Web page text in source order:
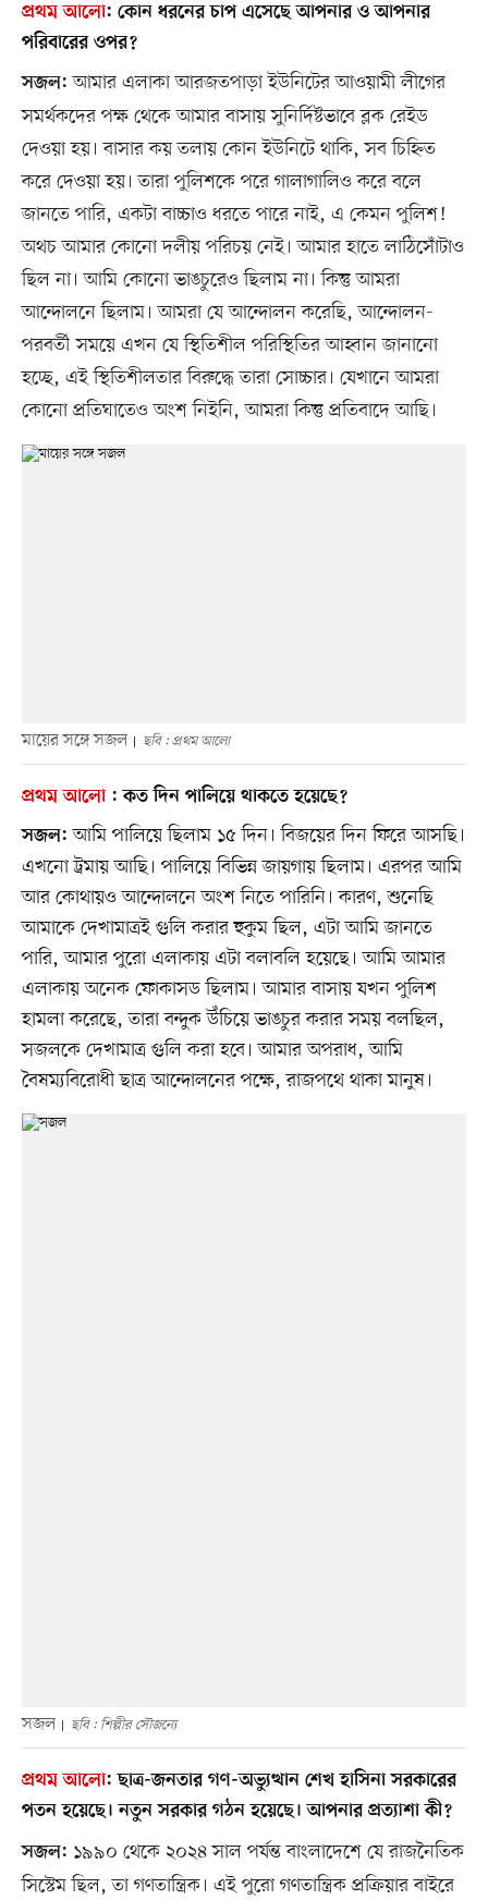
প্রথম আলো: কোন ধরনের চাপ এসেছে আপনার ও আপনার
পরিবারের ওপর?
সজল: আমার এলাকা আরজতপাড়া ইউনিটের আওয়ামী লীগের
সমর্থকদের পক্ষ থেকে আমার বাসায় সুনির্দিষ্টভাবে ব্লক রেইড
দেওয়া হয়। বাসার কয় তলায় কোন ইউনিটে থাকি, সব চিহ্নিত
করে দেওয়া হয়। তারা পুলিশকে পরে গালাগালিও করে বলে
জানতে পারি, একটা বাচ্চাও ধরতে পারে নাই, এ কেমন পুলিশ!
অথচ আমার কোনো দলীয় পরিচয় নেই। আমার হাতে লাঠিসোঁটাও
ছিল না। আমি কোনো ভাঙচুরেও ছিলাম না। কিন্তু আমরা
আন্দোলনে ছিলাম। আমরা যে আন্দোলন করেছি, আন্দোলন-
পরবর্তী সময়ে এখন যে স্থিতিশীল পরিস্থিতির আহ্বান জানানো
হচ্ছে, এই স্থিতিশীলতার বিরুদ্ধে তারা সোচ্চার। যেখানে আমরা
কোনো প্রতিঘাতেও অংশ নিইনি, আমরা কিন্তু প্রতিবাদে আছি।
মায়ের সঙ্গে সজল ছবি : প্রথম আলো
প্রথম আলো:কত দিন পালিয়ে থাকতে হয়েছে?
সজল: আমি পালিয়ে ছিলাম ১৫ দিন। বিজয়ের দিন ফিরে আসছি।
এখনো ট্রমায় আছি। পালিয়ে বিভিন্ন জায়গায় ছিলাম। এরপর আমি
আর কোথায়ও আন্দোলনে অংশ নিতে পারিনি। কারণ, শুনেছি
আমাকে দেখামাত্রই গুলি করার হুকুম ছিল, এটা আমি জানতে
পারি, আমার পুরো এলাকায় এটা বলাবলি হয়েছে। আমি আমার
এলাকায় অনেক ফোকাসড ছিলাম। আমার বাসায় যখন পুলিশ
হামলা করেছে, তারা বন্দুক উঁচিয়ে ভাঙচুর করার সময় বলছিল,
সজলকে দেখামাত্র গুলি করা হবে। আমার অপরাধ, আমি
বৈষম্যবিরোধী ছাত্র আন্দোলনের পক্ষে, রাজপথে থাকা মানুষ।
সজল ছবি : শিল্পীর সৌজন্যে
প্রথম আলো:ছাত্র-জনতার গণ-অভ্যুত্থান শেখ হাসিনা সরকারের
পতন হয়েছে। নতুন সরকার গঠন হয়েছে। আপনার প্রত্যাশা কী?
সজল: ১৯৯০ থেকে ২০২৪ সাল পর্যন্ত বাংলাদেশে যে রাজনৈতিক
সিস্টেম ছিল, তা গণতান্ত্রিক। এই পুরো গণতান্ত্রিক প্রক্রিয়ার বাইরে